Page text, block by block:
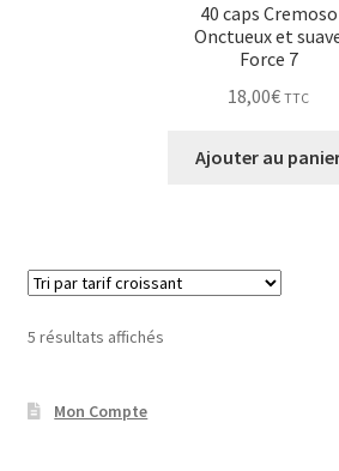
40 caps Cremoso
Onctueux et
Force 7
18,00€ TTC
Ajouter au
5 résultats affichésTrié
Mon Compte